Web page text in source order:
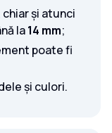
și atunci
la14 mm;
poate fi
și culori.